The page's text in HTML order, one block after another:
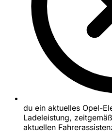
du ein aktuelles Opel-
Ladeleistung,
aktuellen